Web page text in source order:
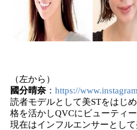
（左から）
國分晴奈 ： https://
読者モデルとして美STをはじ
格を活かしQVCにビューティ
現在はインフルエンサーとし